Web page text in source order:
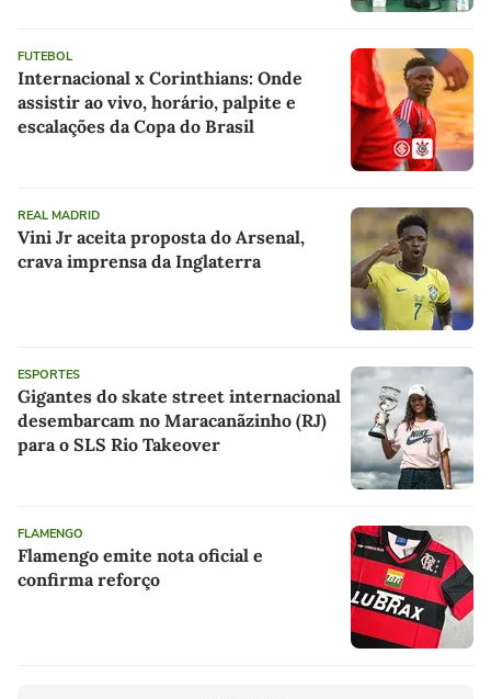
FUTEBOL
Internacional x Corinthians: Onde
assistir ao vivo, horário, palpite e
escalações da Copa do Brasil
REAL MADRID
Vini Jr aceita proposta do Arsenal,
crava imprensa da Inglaterra
ESPORTES
Gigantes do skate street internacional
desembarcam no Maracanãzinho (RJ)
para o SLS Rio Takeover
FLAMENGO
Flamengo emite nota oficial e
confirma reforço